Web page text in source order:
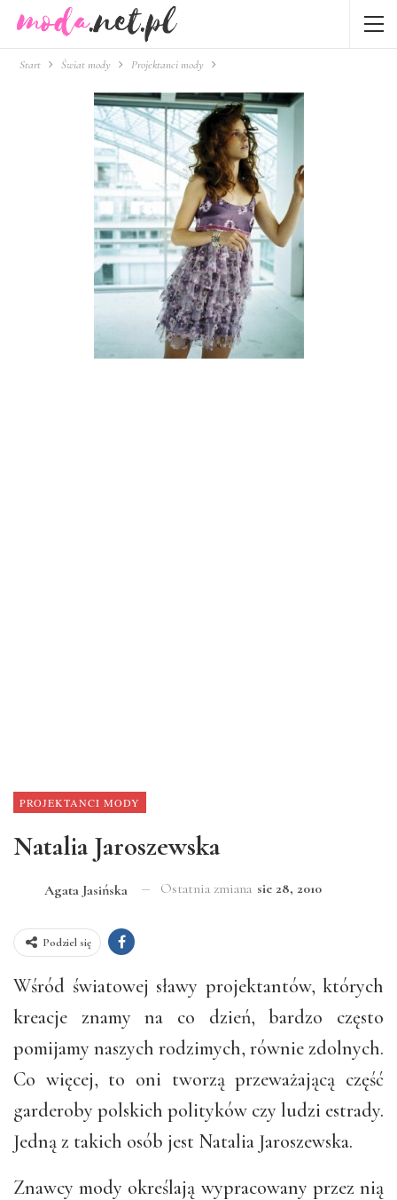
Start Świat mody Projektanci mody
PROJEKTANCI MODY
Natalia Jaroszewska
Agata Jasińska Ostatnia zmiana sie 28, 2010
Podziel się
Wśród światowej sławy projektantów, których
kreacje znamy na co dzień, bardzo często
pomijamy naszych rodzimych, równie zdolnych.
Co więcej, to oni tworzą przeważającą część
garderoby polskich polityków czy ludzi estrady.
Jedną z takich osób jest Natalia Jaroszewska.
Znawcy mody określają wypracowany przez nią